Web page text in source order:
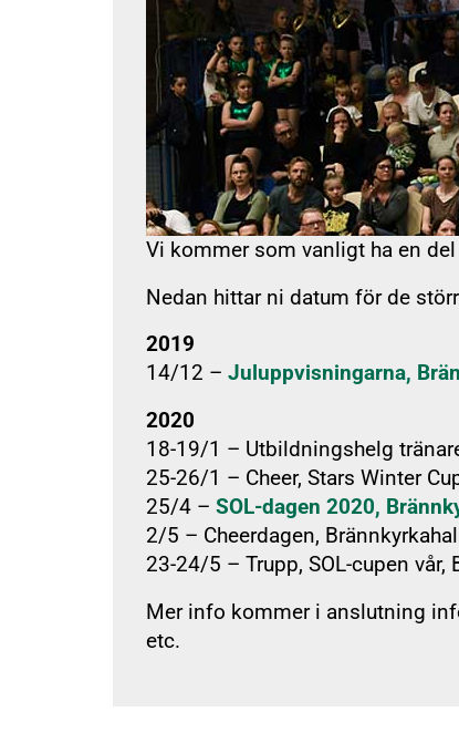
Vi kommer som vanligt ha en
Nedan hittar ni datum för de
2019
14/12 – Juluppvisningarna,
2020
18-19/1 – Utbildningshelg
25-26/1 – Cheer, Stars Winter
25/4 – SOL-dagen 2020,
2/5 – Cheerdagen,
23-24/5 – Trupp, SOL-cupen vår,
Mer info kommer i anslutning
etc.